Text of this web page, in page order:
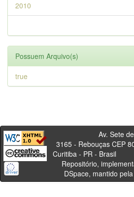
2010
Possuem Arquivo(s)
true
Av. Sete de
3165 - Rebouças CEP
Curitiba - PR -
Repositório,
DSpace, mantido